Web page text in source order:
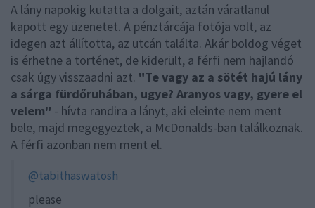
A lány napokig kutatta a dolgait, aztán váratlanul
kapott egy üzenetet. A pénztárcája fotója volt, az
idegen azt állította, az utcán találta. Akár boldog véget
is érhetne a történet, de kiderült, a férfi nem hajlandó
csak úgy visszaadni azt. "Te vagy az a sötét hajú lány
a sárga fürdőruhában, ugye? Aranyos vagy, gyere el
velem" - hívta randira a lányt, aki eleinte nem ment
bele, majd megegyeztek, a McDonalds-ban találkoznak.
A férfi azonban nem ment el.
@tabithaswatosh
please